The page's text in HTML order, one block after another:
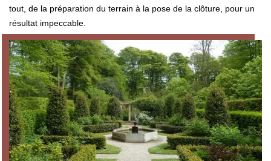
tout, de la préparation du terrain à la pose de la clôture, pour un
résultat impeccable.